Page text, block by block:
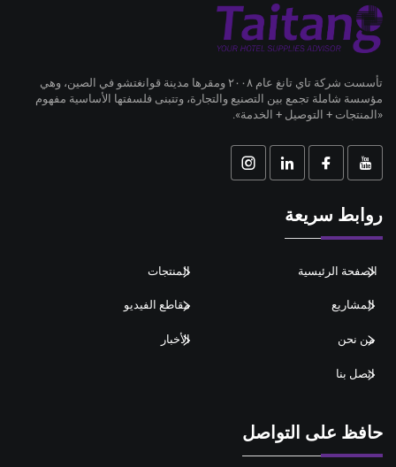
تأسست شركة تاي تانغ عام ٢٠٠٨ ومقرها مدينة قوانغتشو في الصين، وهي
مؤسسة شاملة تجمع بين التصنيع والتجارة، وتتبنى فلسفتها الأساسية مفهوم
«المنتجات + التوصيل + الخدمة».
روابط سريعة
الصفحة الرئيسية المنتجات
المشاريع مقاطع الفيديو
من نحن الأخبار
اتصل بنا
حافظ على التواصل